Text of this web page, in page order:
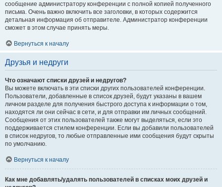
сообщение администратору конференции с полной копией полученного
письма. Очень важно включить все заголовки, в которых содержится
детальная информация об отправителе. Администратор конференции
сможет в этом случае принять меры.
Вернуться к началу
Друзья и недруги
Что означают списки друзей и недругов?
Вы можете включать в эти списки других пользователей конференции.
Пользователи, добавленные в список друзей, будут указаны в вашем
личном разделе для получения быстрого доступа к информации о том,
находятся ли они сейчас в сети, и для отправки им личных сообщений.
Сообщения от этих пользователей также могут выделяться, если это
поддерживается стилем конференции. Если вы добавили пользователей
в список недругов, то любые отправленные ими сообщения будут скрыты
по умолчанию.
Вернуться к началу
Как мне добавлять/удалять пользователей в списках моих друзей и